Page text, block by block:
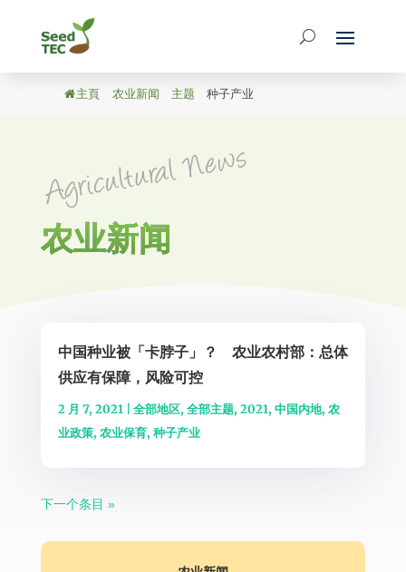
主頁 农业新闻 主题 种子产业
农业新闻
中国种业被「卡脖子」？ 农业农村部：总体
供应有保障，风险可控
2 月 7, 2021| 全部地区, 全部主题, 2021, 中国内地, 农
业政策, 农业保育, 种子产业
下一个条目 »